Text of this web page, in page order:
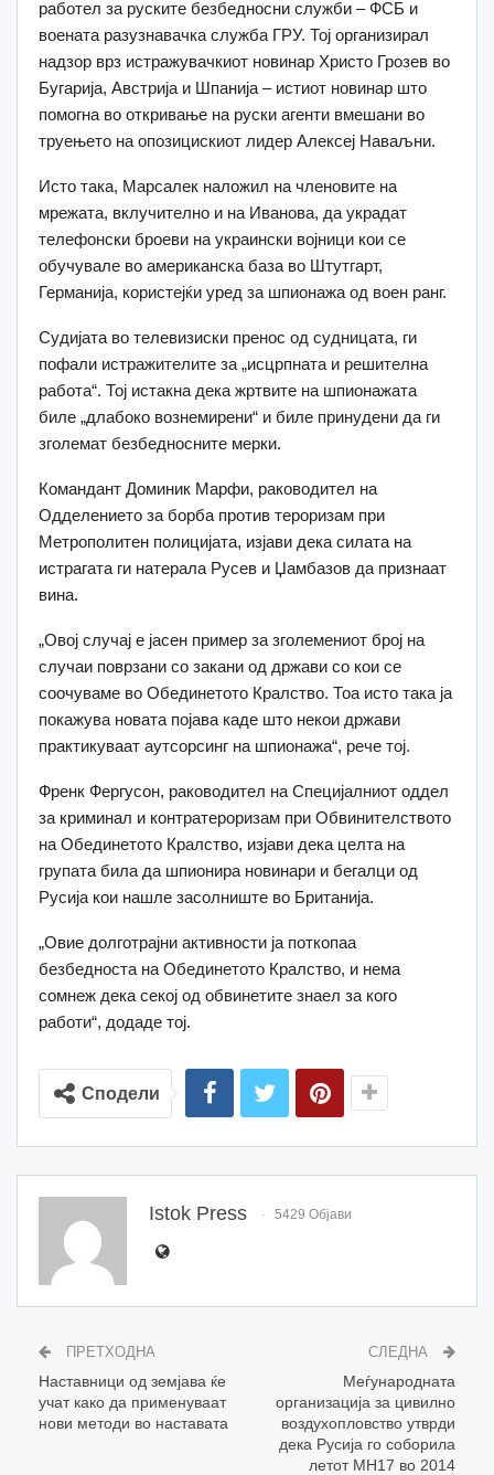
работел за руските безбедносни служби – ФСБ и
воената разузнавачка служба ГРУ. Тој организирал
надзор врз истражувачкиот новинар Христо Грозев во
Бугарија, Австрија и Шпанија – истиот новинар што
помогна во откривање на руски агенти вмешани во
труењето на опозицискиот лидер Алексеј Наваљни.
Исто така, Марсалек наложил на членовите на
мрежата, вклучително и на Иванова, да украдат
телефонски броеви на украински војници кои се
обучувале во американска база во Штутгарт,
Германија, користејќи уред за шпионажа од воен ранг.
Судијата во телевизиски пренос од судницата, ги
пофали истражителите за „исцрпната и решителна
работа“. Тој истакна дека жртвите на шпионажата
биле „длабоко вознемирени“ и биле принудени да ги
зголемат безбедносните мерки.
Командант Доминик Марфи, раководител на
Одделението за борба против тероризам при
Метрополитен полицијата, изјави дека силата на
истрагата ги натерала Русев и Џамбазов да признаат
вина.
„Овој случај е јасен пример за зголемениот број на
случаи поврзани со закани од држави со кои се
соочуваме во Обединетото Кралство. Тоа исто така ја
покажува новата појава каде што некои држави
практикуваат аутсорсинг на шпионажа“, рече тој.
Френк Фергусон, раководител на Специјалниот оддел
за криминал и контратероризам при Обвинителството
на Обединетото Кралство, изјави дека целта на
групата била да шпионира новинари и бегалци од
Русија кои нашле засолниште во Британија.
„Овие долготрајни активности ја поткопаа
безбедноста на Обединетото Кралство, и нема
сомнеж дека секој од обвинетите знаел за кого
работи“, додаде тој.
Сподели
Istok Press 5429 Објави
ПРЕТХОДНА
Наставници од земјава ќе
учат како да применуваат
нови методи во наставата
СЛЕДНА
Меѓународната
организација за цивилно
воздухопловство утврди
дека Русија го соборила
летот MH17 во 2014